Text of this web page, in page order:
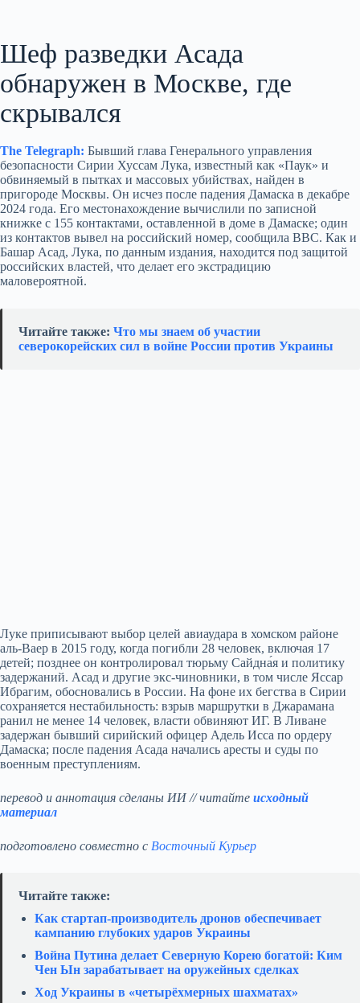
Шеф разведки Асада
обнаружен в Москве, где
скрывался
The Telegraph: Бывший глава Генерального управления
безопасности Сирии Хуссам Лука, известный как «Паук» и
обвиняемый в пытках и массовых убийствах, найден в
пригороде Москвы. Он исчез после падения Дамаска в декабре
2024 года. Его местонахождение вычислили по записной
книжке с 155 контактами, оставленной в доме в Дамаске; один
из контактов вывел на российский номер, сообщила BBC. Как и
Башар Асад, Лука, по данным издания, находится под защитой
российских властей, что делает его экстрадицию
маловероятной.
Читайте также: Что мы знаем об участии
северокорейских сил в войне России против Украины
Луке приписывают выбор целей авиаудара в хомском районе
аль-Ваер в 2015 году, когда погибли 28 человек, включая 17
детей; позднее он контролировал тюрьму Сайдна́я и политику
задержаний. Асад и другие экс-чиновники, в том числе Яссар
Ибрагим, обосновались в России. На фоне их бегства в Сирии
сохраняется нестабильность: взрыв маршрутки в Джарамана
ранил не менее 14 человек, власти обвиняют ИГ. В Ливане
задержан бывший сирийский офицер Адель Исса по ордеру
Дамаска; после падения Асада начались аресты и суды по
военным преступлениям.
перевод и аннотация сделаны ИИ // читайте исходный
материал
подготовлено совместно с Восточный Курьер
Читайте также:
Как стартап‑производитель дронов обеспечивает
кампанию глубоких ударов Украины
Война Путина делает Северную Корею богатой: Ким
Чен Ын зарабатывает на оружейных сделках
Ход Украины в «четырёхмерных шахматах»